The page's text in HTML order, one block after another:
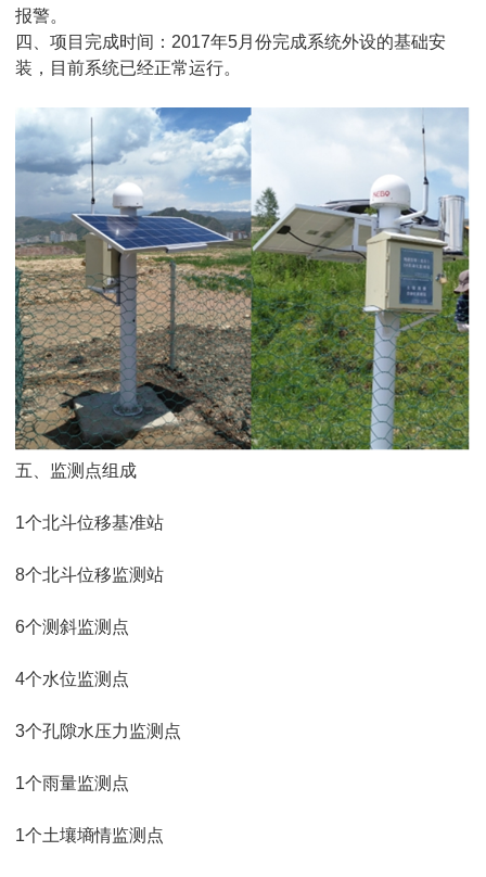
报警。
四、项目完成时间：2017年5月份完成系统外设的基础安
装，目前系统已经正常运行。
五、监测点组成
1个北斗位移基准站
8个北斗位移监测站
6个测斜监测点
4个水位监测点
3个孔隙水压力监测点
1个雨量监测点
1个土壤墒情监测点